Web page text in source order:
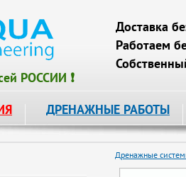
РОССИИ ❗
Доставка
Работаем
ДРЕНАЖНЫЕ РАБОТЫ
Дренажные